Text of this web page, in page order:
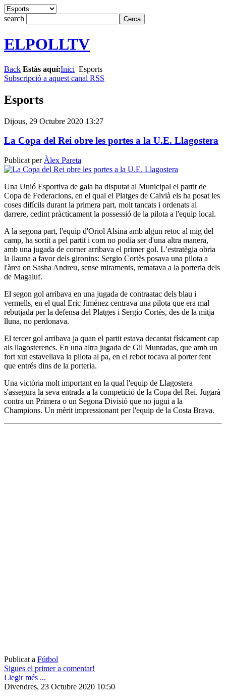
search
ELPOLLTV
Back Estàs aquí:Inici Esports
Subscripció a aquest canal RSS
Esports
Dijous, 29 Octubre 2020 13:27
La Copa del Rei obre les portes a la U.E. Llagostera
Publicat per Àlex Pareta
Una Unió Esportiva de gala ha disputat al Municipal el partit de
Copa de Federacions, en el qual el Platges de Calvià els ha posat les
coses difícils durant la primera part, molt tancats i ordenats al
darrere, cedint pràcticament la possessió de la pilota a l'equip local.
A la segona part, l'equip d'Oriol Alsina amb algun retoc al mig del
camp, ha sortit a pel partit i com no podia ser d'una altra manera,
amb una jugada de corner arribava el primer gol. L’estratègia obria
la llauna a favor dels gironins: Sergio Cortès posava una pilota a
l'àrea on Sasha Andreu, sense miraments, rematava a la porteria dels
de Magaluf.
El segon gol arribava en una jugada de contraatac dels blau i
vermells, en el qual Eric Jiménez centrava una pilota que era mal
rebutjada per la defensa del Platges i Sergio Cortès, des de la mitja
lluna, no perdonava.
El tercer gol arribava ja quan el partit estava decantat físicament cap
als llagosterencs. En una altra jugada de Gil Muntadas, que amb un
fort xut estavellava la pilota al pa, en el rebot tocava al porter fent
que entrés dins de la porteria.
Una victòria molt important en la qual l'equip de Llagostera
s'assegura la seva entrada a la competició de la Copa del Rei. Jugarà
contra un Primera o un Segona Divisió que no jugui a la
Champions. Un mèrit impressionant per l'equip de la Costa Brava.
Publicat a Fútbol
Sigues el primer a comentar!
Llegir més ...
Divendres, 23 Octubre 2020 10:50